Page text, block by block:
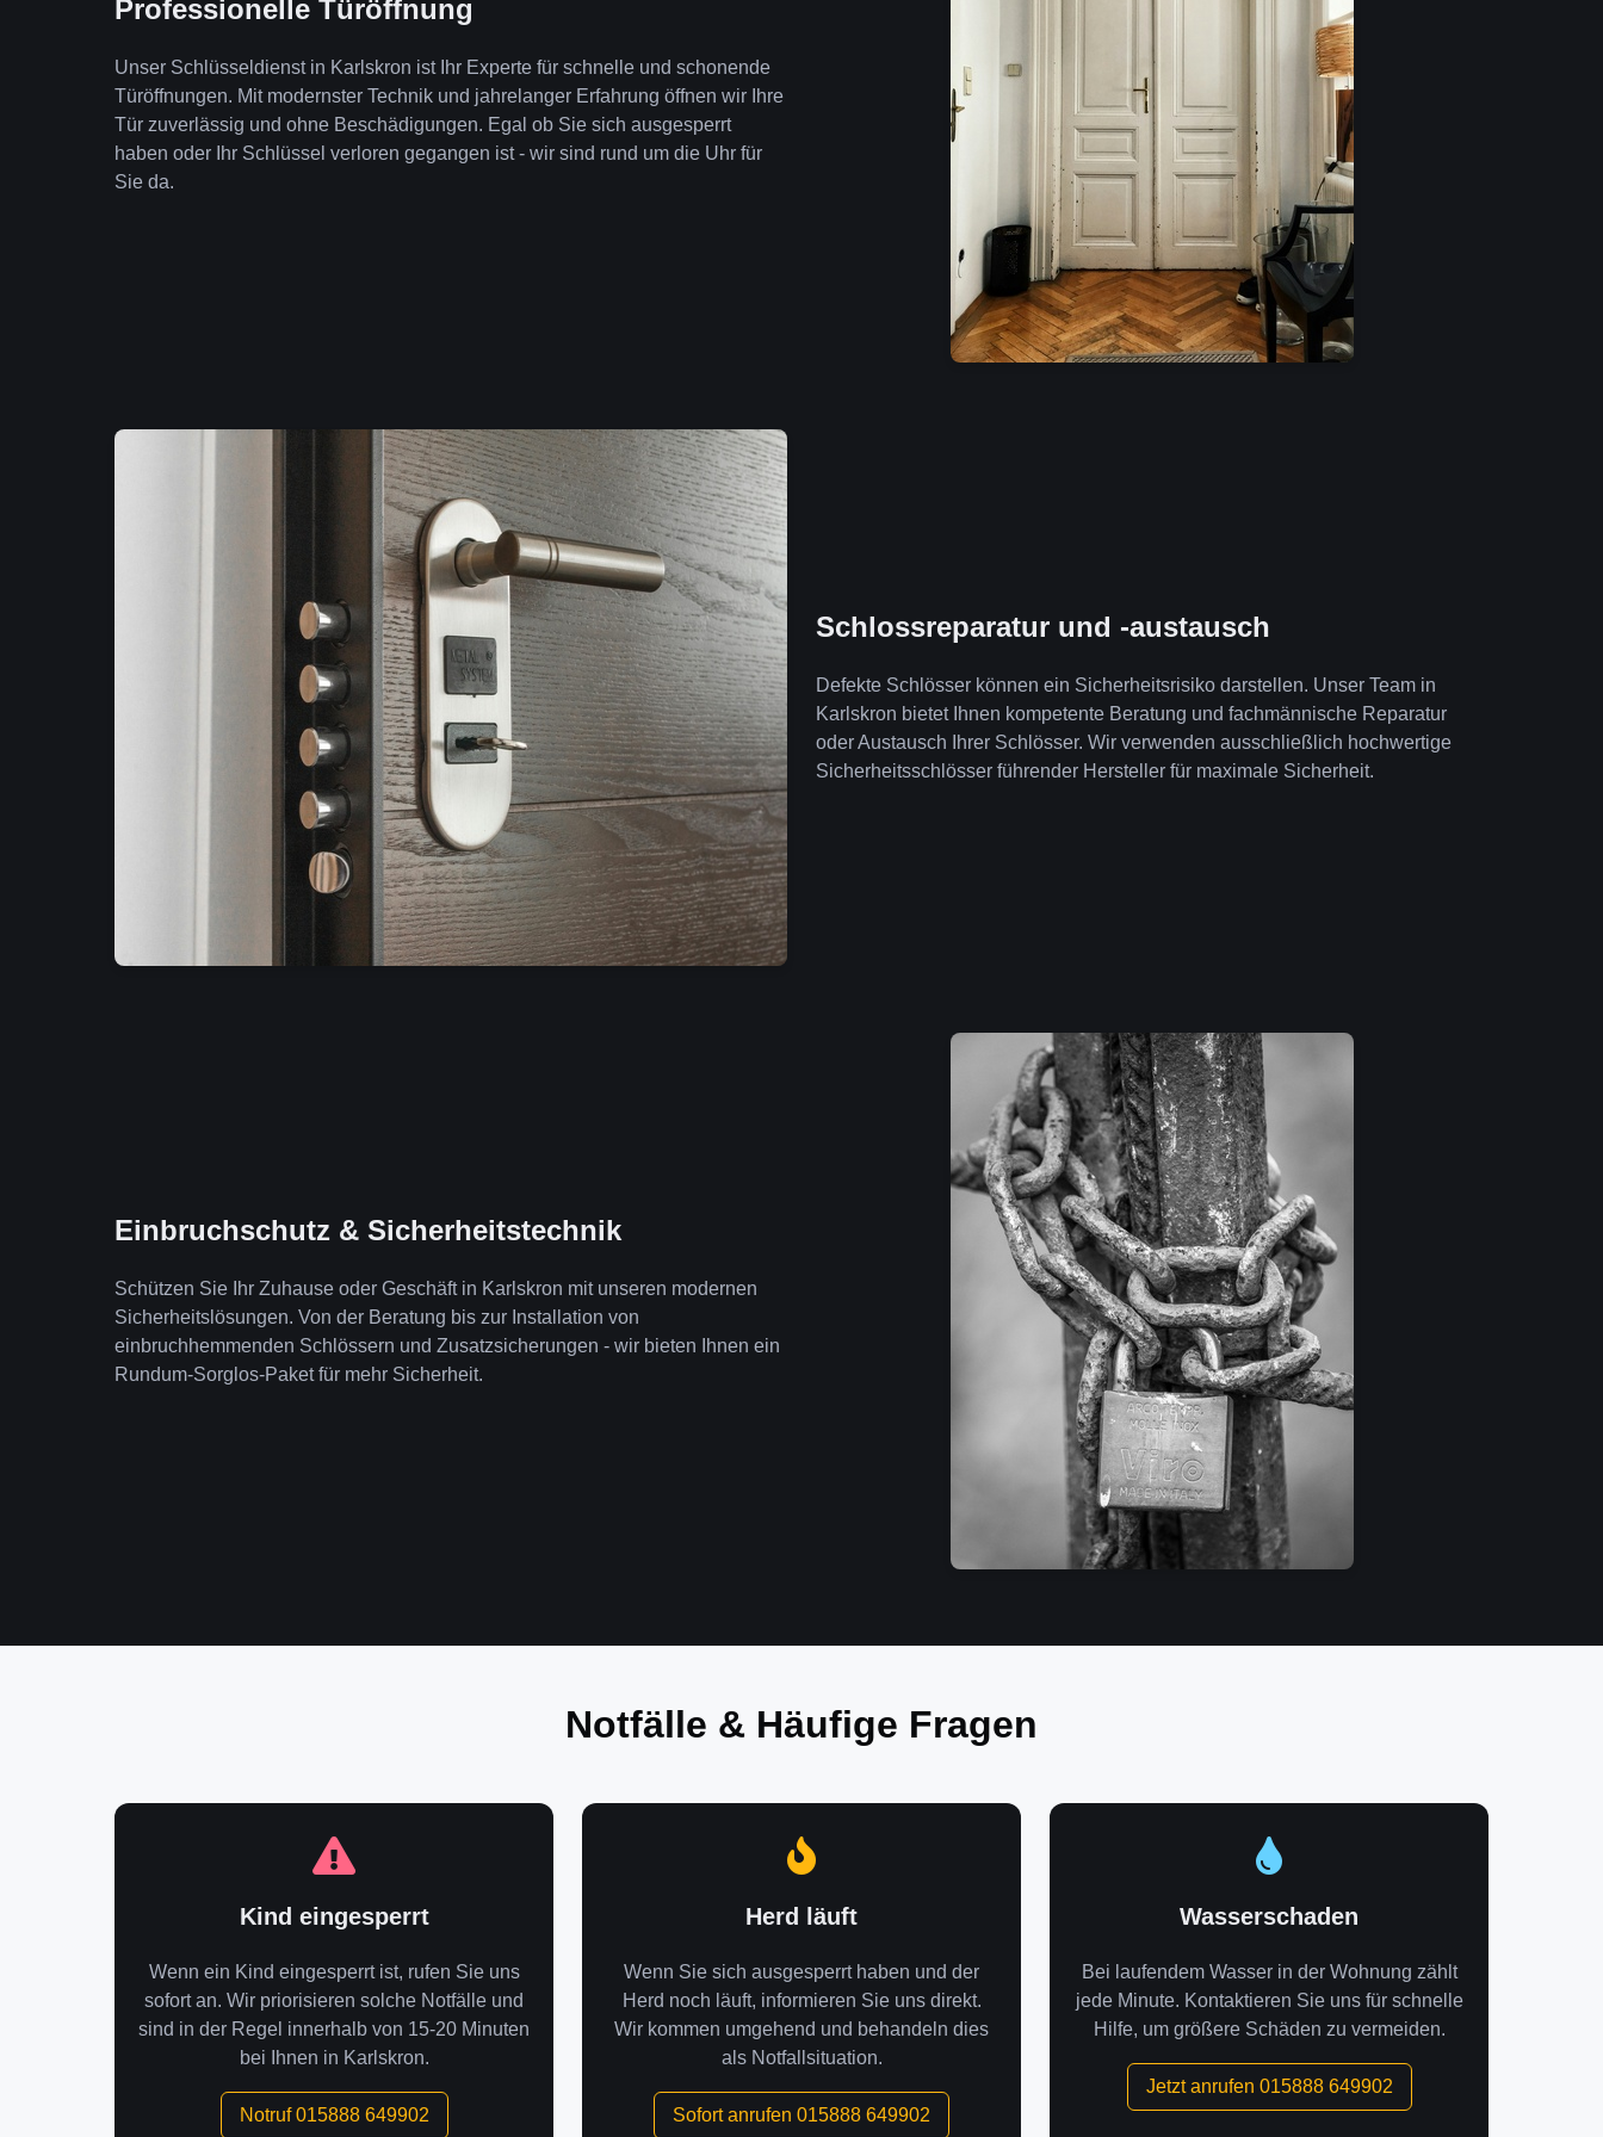
Professionelle Türöffnung
Unser Schlüsseldienst in Karlskron ist Ihr Experte für schnelle und schonende
Türöffnungen. Mit modernster Technik und jahrelanger Erfahrung öffnen wir Ihre
Tür zuverlässig und ohne Beschädigungen. Egal ob Sie sich ausgesperrt
haben oder Ihr Schlüssel verloren gegangen ist - wir sind rund um die Uhr für
Sie da.
Schlossreparatur und -austausch
Defekte Schlösser können ein Sicherheitsrisiko darstellen. Unser Team in
Karlskron bietet Ihnen kompetente Beratung und fachmännische Reparatur
oder Austausch Ihrer Schlösser. Wir verwenden ausschließlich hochwertige
Sicherheitsschlösser führender Hersteller für maximale Sicherheit.
Einbruchschutz & Sicherheitstechnik
Schützen Sie Ihr Zuhause oder Geschäft in Karlskron mit unseren modernen
Sicherheitslösungen. Von der Beratung bis zur Installation von
einbruchhemmenden Schlössern und Zusatzsicherungen - wir bieten Ihnen ein
Rundum-Sorglos-Paket für mehr Sicherheit.
Notfälle & Häufige Fragen
Kind eingesperrt
Wenn ein Kind eingesperrt ist, rufen Sie uns
sofort an. Wir priorisieren solche Notfälle und
sind in der Regel innerhalb von 15-20 Minuten
bei Ihnen in Karlskron.
Notruf 015888 649902
Herd läuft
Wenn Sie sich ausgesperrt haben und der
Herd noch läuft, informieren Sie uns direkt.
Wir kommen umgehend und behandeln dies
als Notfallsituation.
Sofort anrufen 015888 649902
Wasserschaden
Bei laufendem Wasser in der Wohnung zählt
jede Minute. Kontaktieren Sie uns für schnelle
Hilfe, um größere Schäden zu vermeiden.
Jetzt anrufen 015888 649902